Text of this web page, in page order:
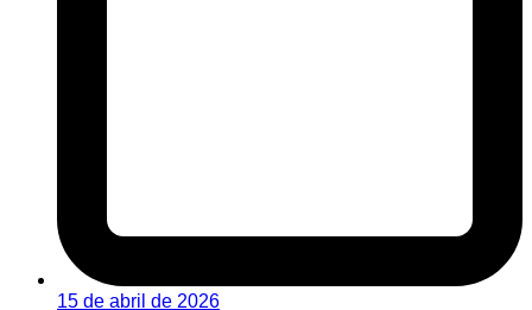
15 de abril de 2026